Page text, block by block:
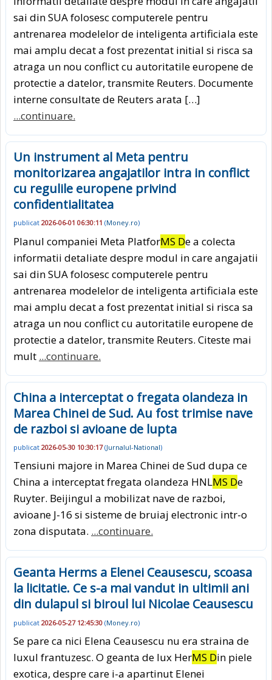
sai din SUA folosesc computerele pentru
antrenarea modelelor de inteligenta artificiala este
mai amplu decat a fost prezentat initial si risca sa
atraga un nou conflict cu autoritatile europene de
protectie a datelor, transmite Reuters. Documente
interne consultate de Reuters arata […]
...continuare.
Un instrument al Meta pentru
monitorizarea angajatilor intra in conflict
cu regulile europene privind
confidentialitatea
publicat 2026-06-01 06:30:11 (Money.ro)
Planul companiei Meta PlatforMS De a colecta
informatii detaliate despre modul in care angajatii
sai din SUA folosesc computerele pentru
antrenarea modelelor de inteligenta artificiala este
mai amplu decat a fost prezentat initial si risca sa
atraga un nou conflict cu autoritatile europene de
protectie a datelor, transmite Reuters. Citeste mai
mult ...continuare.
China a interceptat o fregata olandeza in
Marea Chinei de Sud. Au fost trimise nave
de razboi si avioane de lupta
publicat 2026-05-30 10:30:17(Jurnalul-National)
Tensiuni majore in Marea Chinei de Sud dupa ce
China a interceptat fregata olandeza HNLMS De
Ruyter. Beijingul a mobilizat nave de razboi,
avioane J-16 si sisteme de bruiaj electronic intr-o
zona disputata. ...continuare.
Geanta Herms a Elenei Ceausescu, scoasa
la licitatie. Ce s-a mai vandut in ultimii ani
din dulapul si biroul lui Nicolae Ceausescu
publicat 2026-05-27 12:45:30 (Money.ro)
Se pare ca nici Elena Ceausescu nu era straina de
luxul frantuzesc. O geanta de lux HerMS Din piele
exotica, despre care i-a apartinut Elenei